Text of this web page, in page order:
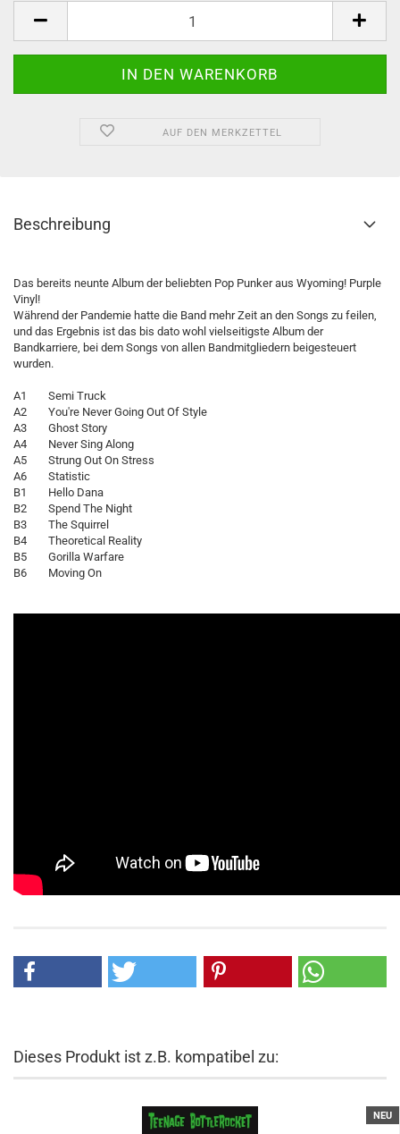
AUF DEN MERKZETTEL
Beschreibung
Das bereits neunte Album der beliebten Pop Punker aus Wyoming! Purple
Vinyl!
Während der Pandemie hatte die Band mehr Zeit an den Songs zu feilen,
und das Ergebnis ist das bis dato wohl vielseitigste Album der
Bandkarriere, bei dem Songs von allen Bandmitgliedern beigesteuert
wurden.
A1 Semi Truck
A2 You're Never Going Out Of Style
A3 Ghost Story
A4 Never Sing Along
A5 Strung Out On Stress
A6 Statistic
B1 Hello Dana
B2 Spend The Night
B3 The Squirrel
B4 Theoretical Reality
B5 Gorilla Warfare
B6 Moving On
Dieses Produkt ist z.B. kompatibel zu:
NEU